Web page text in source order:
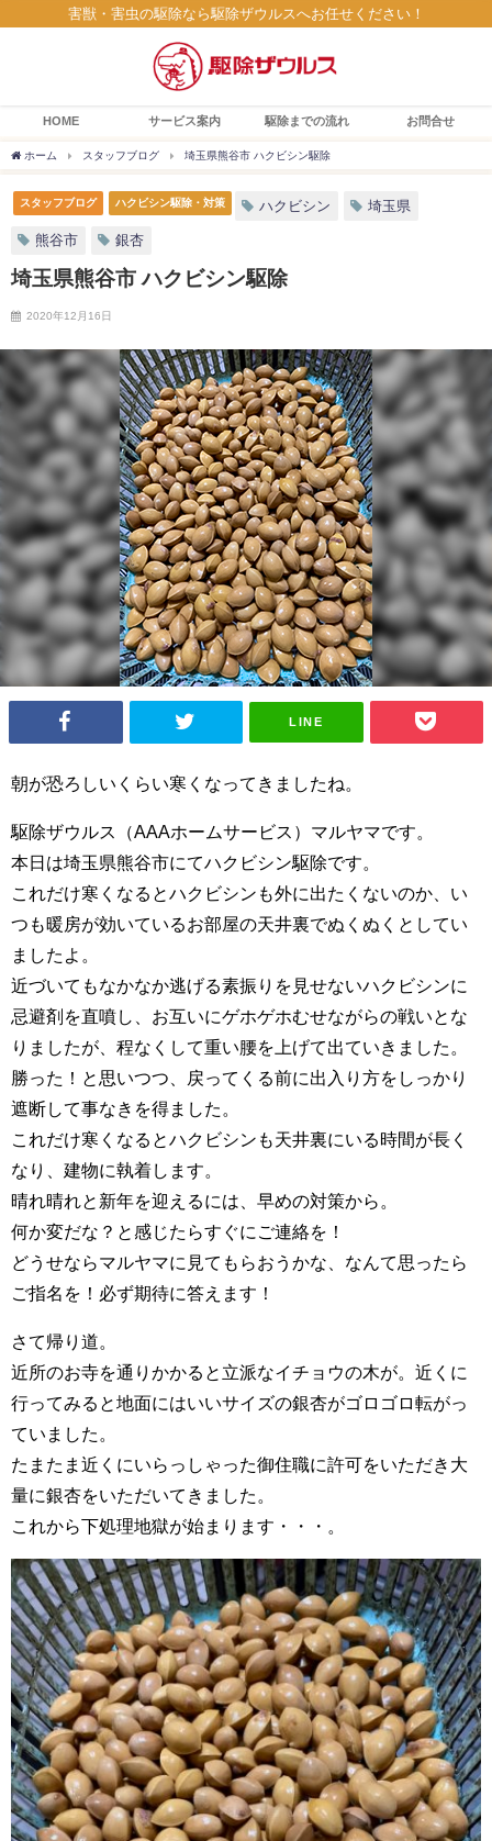
害獣・害虫の駆除なら駆除ザウルスへお任せください！
HOME サービス案内 駆除までの流れ お問合せ
ホーム スタッフブログ 埼玉県熊谷市 ハクビシン駆除
スタッフブログ ハクビシン駆除・対策 ハクビシン 埼玉県
熊谷市 銀杏
埼玉県熊谷市 ハクビシン駆除
2020年12月16日
LINE
朝が恐ろしいくらい寒くなってきましたね。
駆除ザウルス（AAAホームサービス）マルヤマです。
本日は埼玉県熊谷市にてハクビシン駆除です。
これだけ寒くなるとハクビシンも外に出たくないのか、い
つも暖房が効いているお部屋の天井裏でぬくぬくとしてい
ましたよ。
近づいてもなかなか逃げる素振りを見せないハクビシンに
忌避剤を直噴し、お互いにゲホゲホむせながらの戦いとな
りましたが、程なくして重い腰を上げて出ていきました。
勝った！と思いつつ、戻ってくる前に出入り方をしっかり
遮断して事なきを得ました。
これだけ寒くなるとハクビシンも天井裏にいる時間が長く
なり、建物に執着します。
晴れ晴れと新年を迎えるには、早めの対策から。
何か変だな？と感じたらすぐにご連絡を！
どうせならマルヤマに見てもらおうかな、なんて思ったら
ご指名を！必ず期待に答えます！
さて帰り道。
近所のお寺を通りかかると立派なイチョウの木が。近くに
行ってみると地面にはいいサイズの銀杏がゴロゴロ転がっ
ていました。
たまたま近くにいらっしゃった御住職に許可をいただき大
量に銀杏をいただいてきました。
これから下処理地獄が始まります・・・。